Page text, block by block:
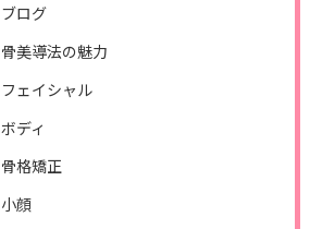
ブログ
骨美導法の魅力
フェイシャル
ボディ
骨格矯正
小顔